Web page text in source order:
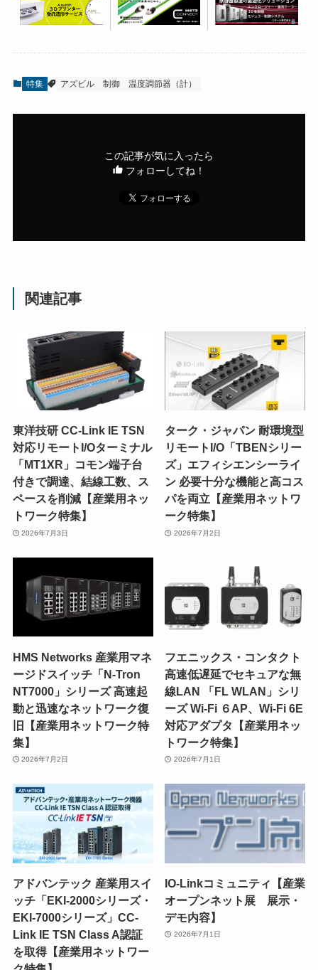
特集 アズビル 制御 温度調節器（計）
この記事が気に入ったら
フォローしてね！
関連記事
東洋技研 CC-Link IE TSN
対応リモートI/Oターミナル
「MT1XR」コモン端子台
付きで調達、結線工数、ス
ペースを削減【産業用ネッ
トワーク特集】
2026年7月3日
ターク・ジャパン 耐環境型
リモートI/O「TBENシリー
ズ」エフィシエンシーライ
ン 必要十分な機能と高コス
パを両立【産業用ネットワ
ーク特集】
2026年7月2日
HMS Networks 産業用マネ
ージドスイッチ「N-Tron
NT7000」シリーズ 高速起
動と迅速なネットワーク復
旧【産業用ネットワーク特
集】
2026年7月2日
フエニックス・コンタクト
高速低遅延でセキュアな無
線LAN 「FL WLAN」シリ
ーズ Wi-Fi ６AP、Wi-Fi 6E
対応アダプタ【産業用ネッ
トワーク特集】
2026年7月1日
アドバンテック 産業用スイ
ッチ「EKI-2000シリーズ・
EKI-7000シリーズ」CC-
Link IE TSN Class A認証
を取得【産業用ネットワー
IO-Linkコミュニティ【産業
オープンネット展 展示・
デモ内容】
2026年7月1日